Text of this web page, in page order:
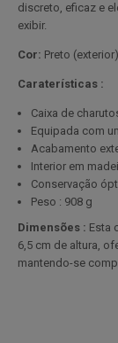
discreto, eficaz e
exibir.
Cor: Preto
Caraterísticas :
Caixa de
Equipada com
Acabamento
Interior em
Conservação
Peso : 908 g
Dimensões : Esta
6,5 cm de altura,
mantendo-se